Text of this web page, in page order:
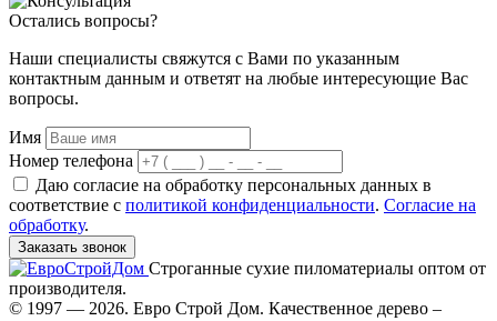
Остались вопросы?
Наши специалисты свяжутся с Вами по указанным
контактным данным и ответят на любые интересующие Вас
вопросы.
Имя
Номер телефона
Даю согласие на обработку персональных данных в
соответствие с политикой конфиденциальности. Согласие на
обработку.
Заказать звонок
Строганные сухие пиломатериалы оптом от
производителя.
© 1997 — 2026. Евро Строй Дом. Качественное дерево –